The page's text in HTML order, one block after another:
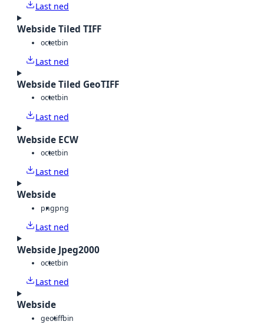
Last ned
Webside Tiled TIFF
octetbin
Last ned
Webside Tiled GeoTIFF
octetbin
Last ned
Webside ECW
octetbin
Last ned
Webside
pngpng
Last ned
Webside Jpeg2000
octetbin
Last ned
Webside
geotiffbin